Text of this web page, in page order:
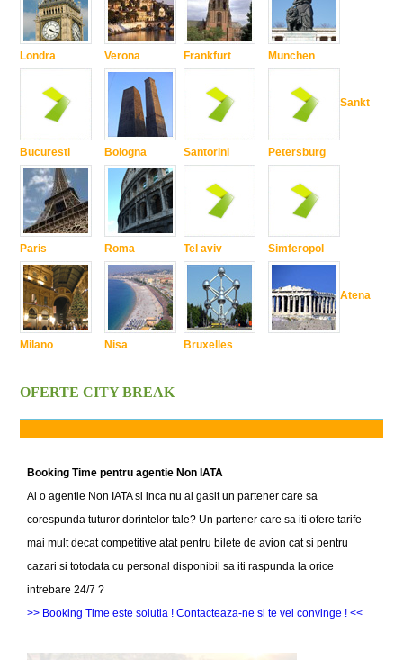
Londra
Bucuresti
Paris
Milano
Verona
Bologna
Roma
Nisa
Frankfurt
Santorini
Tel aviv
Bruxelles
Munchen
Sankt
Petersburg
Simferopol
Atena
OFERTE CITY BREAK
Booking Time pentru agentie Non IATA
Ai o agentie Non IATA si inca nu ai gasit un partener care sa
corespunda tuturor dorintelor tale? Un partener care sa iti ofere tarife
mai mult decat competitive atat pentru bilete de avion cat si pentru
cazari si totodata cu personal disponibil sa iti raspunda la orice
intrebare 24/7 ?
>> Booking Time este solutia ! Contacteaza-ne si te vei convinge ! <<